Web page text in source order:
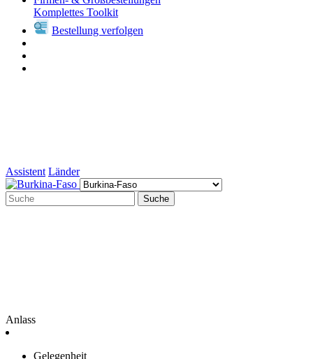
Komplettes Toolkit
Bestellung verfolgen
Assistent Länder
Suche
Anlass
Gelegenheit